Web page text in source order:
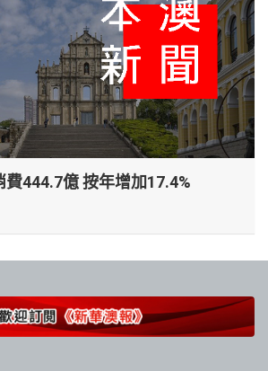
費444.7億 按年增加17.4%